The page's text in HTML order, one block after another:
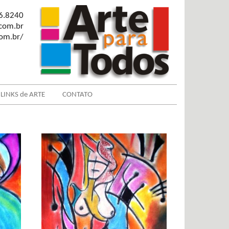
LINKS de ARTE CONTATO